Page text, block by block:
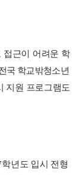
접근이 어려운 학
국 학교밖청소년
지원 프로그램도
학년도 입시 전형